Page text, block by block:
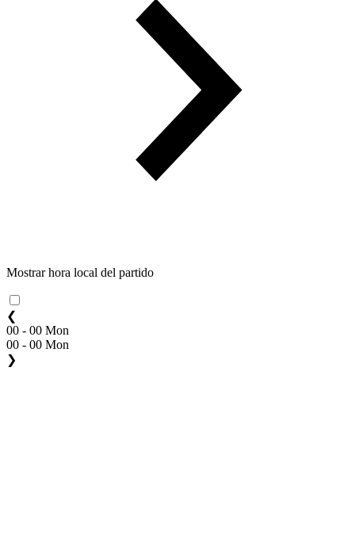
Mostrar hora local del partido
❮
00 - 00 Mon
00 - 00 Mon
❯